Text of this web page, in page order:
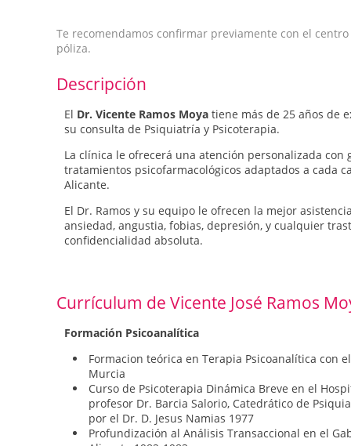
Te recomendamos confirmar previamente con el
póliza.
Descripción
El Dr. Vicente Ramos Moya tiene más de 25 años de
su consulta de Psiquiatría y Psicoterapia.
La clínica le ofrecerá una atención personalizada
tratamientos psicofarmacológicos adaptados a cada
Alicante.
El Dr. Ramos y su equipo le ofrecen la mejor
ansiedad, angustia, fobias, depresión, y cualquier
confidencialidad absoluta.
Currículum de Vicente José Ramos
Formación Psicoanalítica
Formacion teórica en Terapia Psicoanalítica con
Murcia
Curso de Psicoterapia Dinámica Breve en el
profesor Dr. Barcia Salorio, Catedrático de
por el Dr. D. Jesus Namias 1977
Profundización al Análisis Transaccional en el